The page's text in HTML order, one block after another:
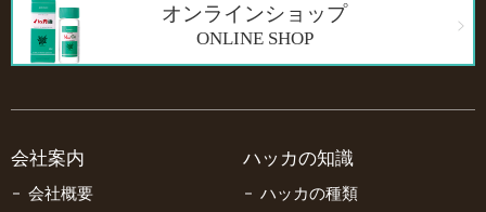
オンラインショップ
ONLINE SHOP
会社案内
会社概要
ハッカの知識
ハッカの種類